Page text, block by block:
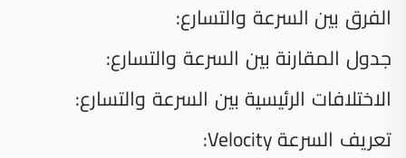
الفرق بين السرعة والتسارع:
جدول المقارنة بين السرعة والتسارع:
الاختلافات الرئيسية بين السرعة والتسارع:
تعريف السرعة Velocity: